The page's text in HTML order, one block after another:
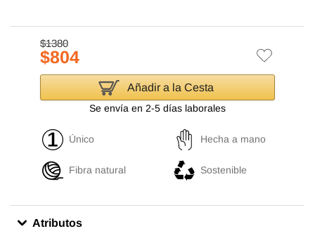
$1380
$804
Añadir a la Cesta
Se envía en 2-5 días laborales
Único Hecha a mano
Fibra natural Sostenible
Atributos